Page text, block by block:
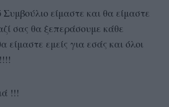
Συμβούλιο είμαστε και θα είμαστε
σας θα ξεπεράσουμε κάθε
είμαστε εμείς για εσάς και όλοι
!!!